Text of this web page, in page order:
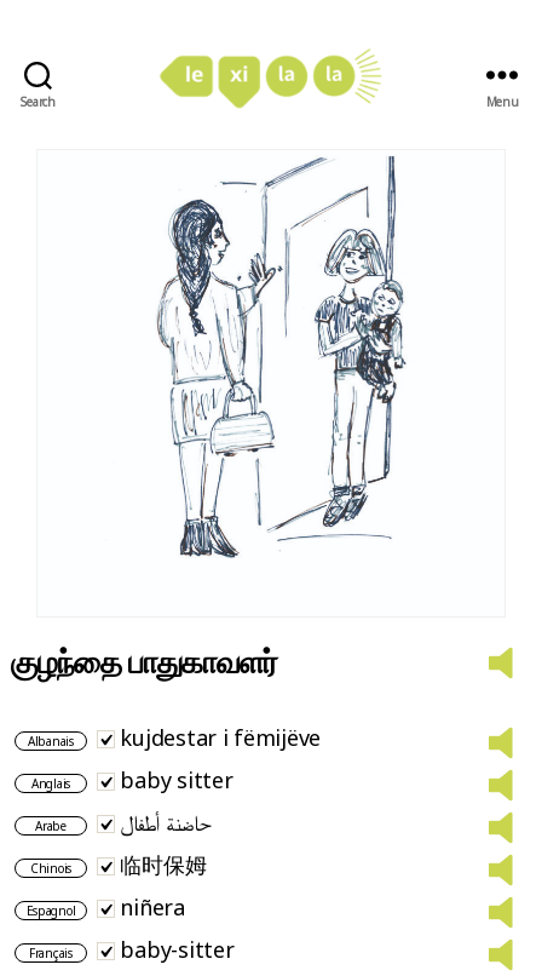
Search Menu
குழந்தை பாதுகாவளர்
Albanais kujdestar i fëmijëve
Anglais baby sitter
Arabe حاضنة أطفال
Chinois 临时保姆
Espagnol niñera
Français baby-sitter